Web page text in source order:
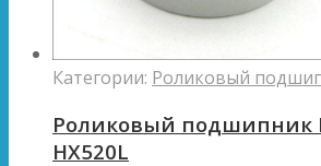
Категории: Роликовый
Роликовый подшипник
HX520L